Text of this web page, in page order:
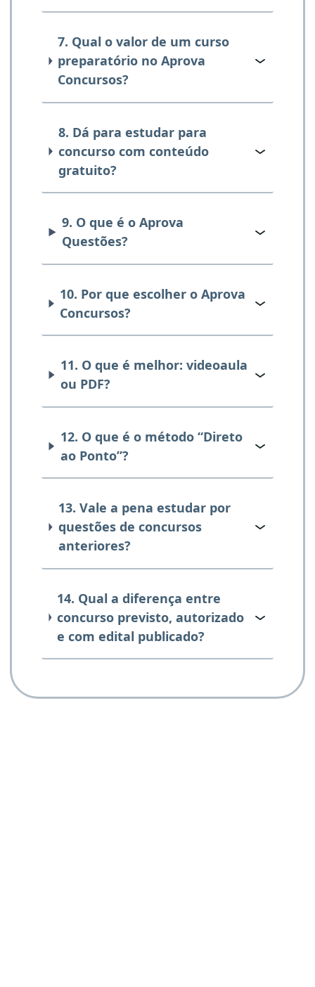
7. Qual o valor de um curso
preparatório no Aprova
Concursos?
8. Dá para estudar para
concurso com conteúdo
gratuito?
9. O que é o Aprova
Questões?
10. Por que escolher o Aprova
Concursos?
11. O que é melhor: videoaula
ou PDF?
12. O que é o método “Direto
ao Ponto”?
13. Vale a pena estudar por
questões de concursos
anteriores?
14. Qual a diferença entre
concurso previsto, autorizado
e com edital publicado?